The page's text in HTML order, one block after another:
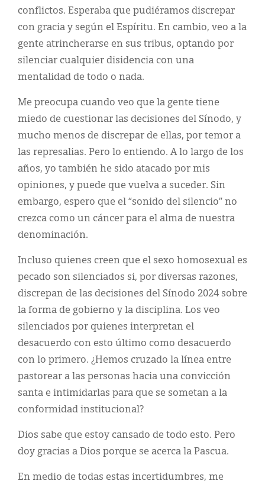
conflictos. Esperaba que pudiéramos discrepar
con gracia y según el Espíritu. En cambio, veo a la
gente atrincherarse en sus tribus, optando por
silenciar cualquier disidencia con una
mentalidad de todo o nada.
Me preocupa cuando veo que la gente tiene
miedo de cuestionar las decisiones del Sínodo, y
mucho menos de discrepar de ellas, por temor a
las represalias. Pero lo entiendo. A lo largo de los
años, yo también he sido atacado por mis
opiniones, y puede que vuelva a suceder. Sin
embargo, espero que el “sonido del silencio” no
crezca como un cáncer para el alma de nuestra
denominación.
Incluso quienes creen que el sexo homosexual es
pecado son silenciados si, por diversas razones,
discrepan de las decisiones del Sínodo 2024 sobre
la forma de gobierno y la disciplina. Los veo
silenciados por quienes interpretan el
desacuerdo con esto último como desacuerdo
con lo primero. ¿Hemos cruzado la línea entre
pastorear a las personas hacia una convicción
santa e intimidarlas para que se sometan a la
conformidad institucional?
Dios sabe que estoy cansado de todo esto. Pero
doy gracias a Dios porque se acerca la Pascua.
En medio de todas estas incertidumbres, me